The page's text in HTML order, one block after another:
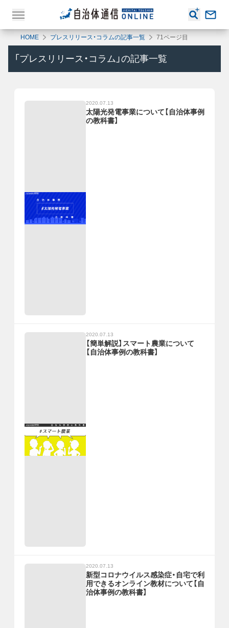
HOME プレスリリース・コラムの記事一覧 71ページ目
「 プレスリリース・コラム 」の記事一覧
2020.07.13
太陽光発電事業について【自治体事例
の教科書】
2020.07.13
【簡単解説】スマート農業について
【自治体事例の教科書】
2020.07.13
新型コロナウイルス感染症・自宅で利
用できるオンライン教材について【自
治体事例の教科書】